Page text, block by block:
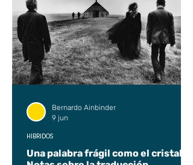
Una palabra frágil como el cristal.
HÍBRIDOS
Bernardo Ainbinder
9 jun